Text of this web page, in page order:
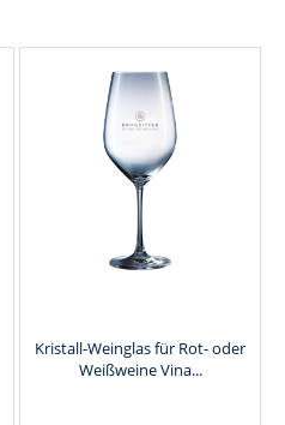
Kristall-Weinglas für Rot- oder
Weißweine Vina...